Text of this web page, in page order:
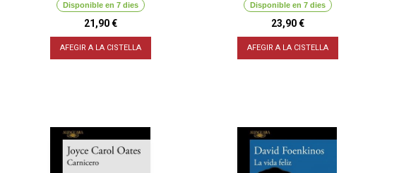
Disponible en 7 dies
21,90 €
AFEGIR A LA CISTELLA
Disponible en 7 dies
23,90 €
AFEGIR A LA CISTELLA